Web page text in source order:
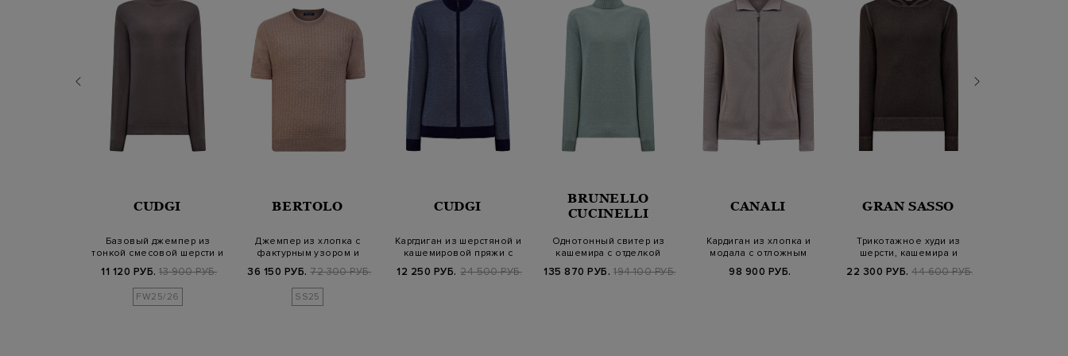
CUDGI
Базовый джемпер из
тонкой смесовой шерсти и
11 120 РУБ. 13 900 РУБ.
FW25/26
BERTOLO
Джемпер из хлопка с
фактурным узором и
36 150 РУБ. 72 300 РУБ.
SS25
CUDGI
Каргдиган из шерстяной и
кашемировой пряжи с
12 250 РУБ. 24 500 РУБ.
BRUNELLO
CUCINELLI
Однотонный свитер из
кашемира с отделкой
135 870 РУБ. 194 100 РУБ.
CANALI
Кардиган из хлопка и
модала с отложным
98 900 РУБ.
GRAN SASSO
Трикотажное худи из
шерсти, кашемира и
22 300 РУБ. 44 600 РУБ.